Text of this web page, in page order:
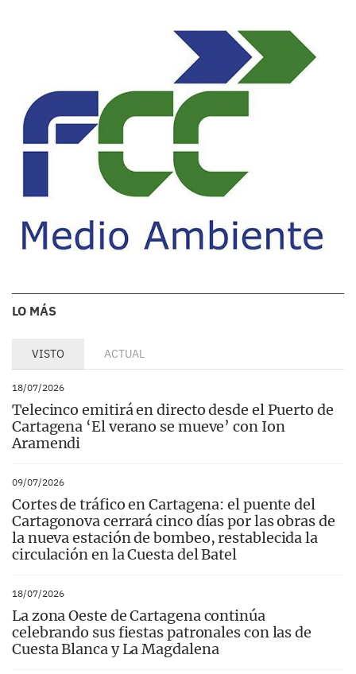
LO MÁS
VISTO ACTUAL
18/07/2026
Telecinco emitirá en directo desde el Puerto de
Cartagena ‘El verano se mueve’ con Ion
Aramendi
09/07/2026
Cortes de tráfico en Cartagena: el puente del
Cartagonova cerrará cinco días por las obras de
la nueva estación de bombeo, restablecida la
circulación en la Cuesta del Batel
18/07/2026
La zona Oeste de Cartagena continúa
celebrando sus fiestas patronales con las de
Cuesta Blanca y La Magdalena